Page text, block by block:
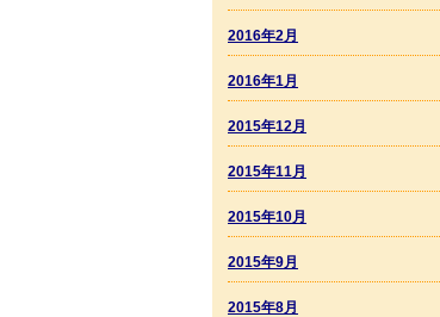
2016年2月
2016年1月
2015年12月
2015年11月
2015年10月
2015年9月
2015年8月